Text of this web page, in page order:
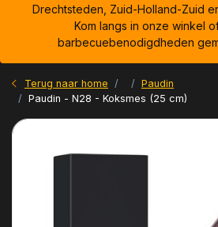
Drechtsteden, Zuid-Holland-Zuid
Kom langs in onze winkel
barbecuebenodigdheden
Terug naar home
Paudin
Paudin - N28 - Koksmes (25 cm)